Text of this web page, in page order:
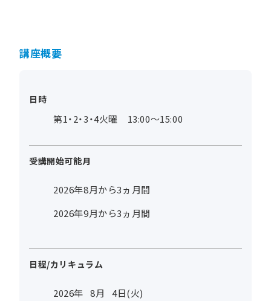
講座概要
日時
第1・2・3・4火曜 13:00～15:00
受講開始可能月
2026年8月から3ヵ月間
2026年9月から3ヵ月間
日程/カリキュラム
2026年 8月 4日(火)